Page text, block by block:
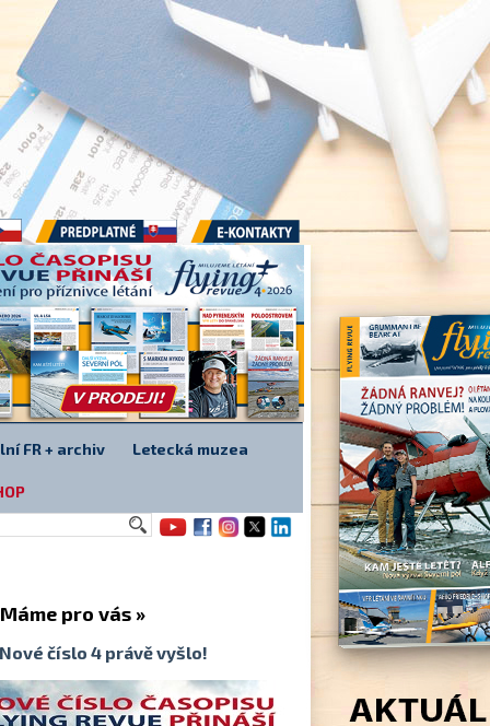
pro vás »
Nové číslo 4 právě vyšlo!
Předplatné E-kontakty
FR + archiv Letecká muzea